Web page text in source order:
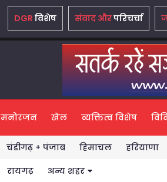
DGRविशेष संवाद औरपरिचर्चा
रायगढ़ अन्य शहर
चंडीगढ़ + पंजाब हिमाचल हरियाणा
मनोरंजन खेल व्यक्तित्व विशेष